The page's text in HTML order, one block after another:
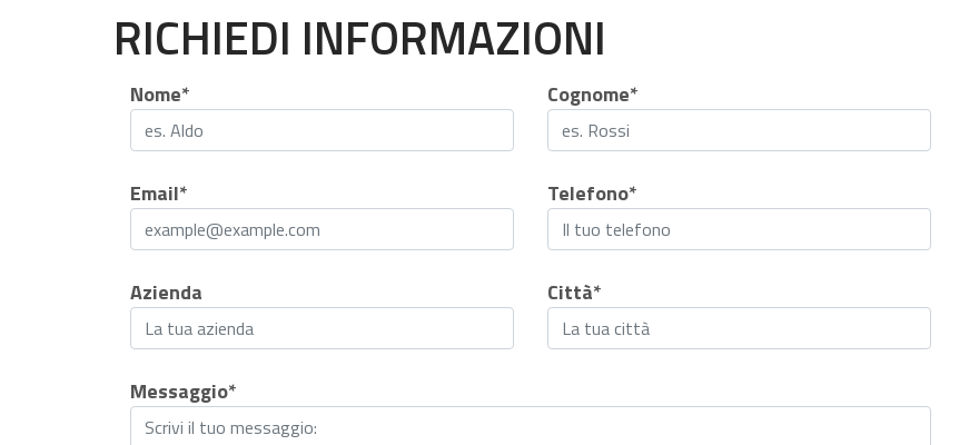
RICHIEDI INFORMAZIONI
Nome* Cognome*
Email* Telefono*
Azienda Città*
Messaggio*